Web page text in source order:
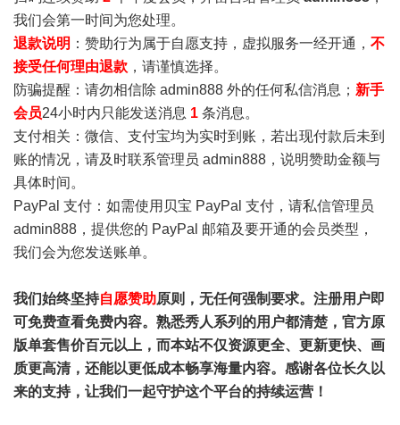
我们会第一时间为您处理。
退款说明 ：赞助行为属于自愿支持，虚拟服务一经开通， 不
接受任何理由退款 ，请谨慎选择。
防骗提醒：请勿相信除 admin888 外的任何私信消息； 新手
会员24小时内只能发送消息 1 条消息。
支付相关：微信、支付宝均为实时到账，若出现付款后未到
账的情况，请及时联系管理员 admin888，说明赞助金额与
具体时间。
PayPal 支付：如需使用贝宝 PayPal 支付，请私信管理员
admin888，提供您的 PayPal 邮箱及要开通的会员类型，
我们会为您发送账单。
我们始终坚持自愿赞助原则，无任何强制要求。注册用户即
可免费查看免费内容。熟悉秀人系列的用户都清楚，官方原
版单套售价百元以上，而本站不仅资源更全、更新更快、画
质更高清，还能以更低成本畅享海量内容。感谢各位长久以
来的支持，让我们一起守护这个平台的持续运营！